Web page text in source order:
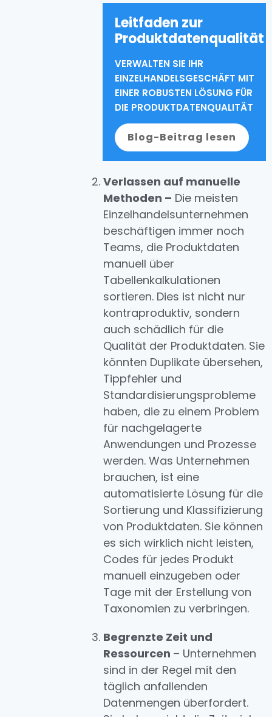
Leitfaden zur
Produktdatenqualität
VERWALTEN SIE IHR
EINZELHANDELSGESCHÄFT MIT
EINER ROBUSTEN LÖSUNG FÜR
DIE PRODUKTDATENQUALITÄT
Blog-Beitrag lesen
Verlassen auf manuelle
Methoden – Die meisten
Einzelhandelsunternehmen
beschäftigen immer noch
Teams, die Produktdaten
manuell über
Tabellenkalkulationen
sortieren. Dies ist nicht nur
kontraproduktiv, sondern
auch schädlich für die
Qualität der Produktdaten. Sie
könnten Duplikate übersehen,
Tippfehler und
Standardisierungsprobleme
haben, die zu einem Problem
für nachgelagerte
Anwendungen und Prozesse
werden. Was Unternehmen
brauchen, ist eine
automatisierte Lösung für die
Sortierung und Klassifizierung
von Produktdaten. Sie können
es sich wirklich nicht leisten,
Codes für jedes Produkt
manuell einzugeben oder
Tage mit der Erstellung von
Taxonomien zu verbringen.
Begrenzte Zeit und
Ressourcen – Unternehmen
sind in der Regel mit den
täglich anfallenden
Datenmengen überfordert.